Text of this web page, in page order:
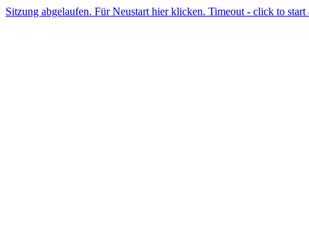
Sitzung abgelaufen. Für Neustart hier klicken. Timeout - click to start